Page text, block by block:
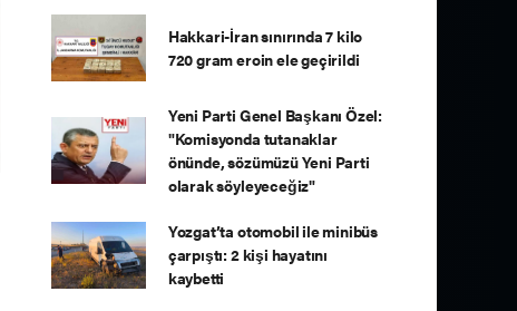
Hakkari-İran sınırında 7 kilo
720 gram eroin ele geçirildi
Yeni Parti Genel Başkanı Özel:
"Komisyonda tutanaklar
önünde, sözümüzü Yeni Parti
olarak söyleyeceğiz"
Yozgat’ta otomobil ile minibüs
çarpıştı: 2 kişi hayatını
kaybetti